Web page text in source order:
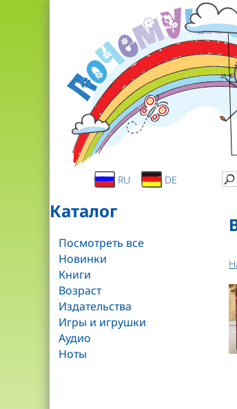
RU DE
Каталог
Посмотреть все
Новинки
Книги
Возраст
Издательства
Игры и игрушки
Аудио
Ноты